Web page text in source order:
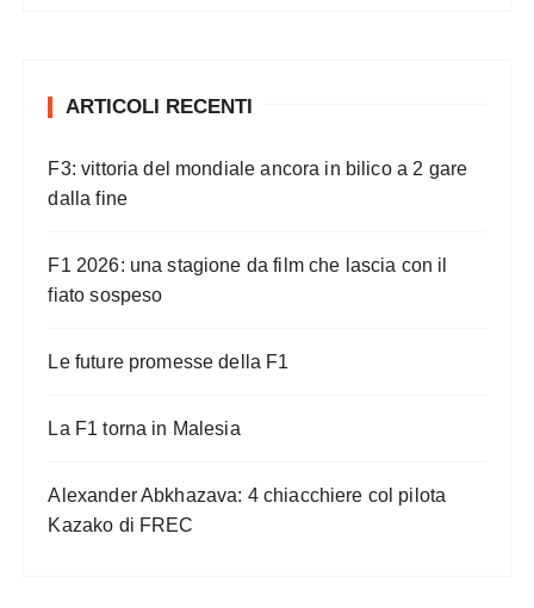
ARTICOLI RECENTI
F3: vittoria del mondiale ancora in bilico a 2 gare
dalla fine
F1 2026: una stagione da film che lascia con il
fiato sospeso
Le future promesse della F1
La F1 torna in Malesia
Alexander Abkhazava: 4 chiacchiere col pilota
Kazako di FREC